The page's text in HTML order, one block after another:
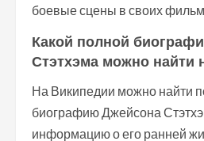
боевые сцены в своих
Какой полной
Стэтхэма можно найти
На Википедии можно найти
биографию Джейсона
информацию о его ранней